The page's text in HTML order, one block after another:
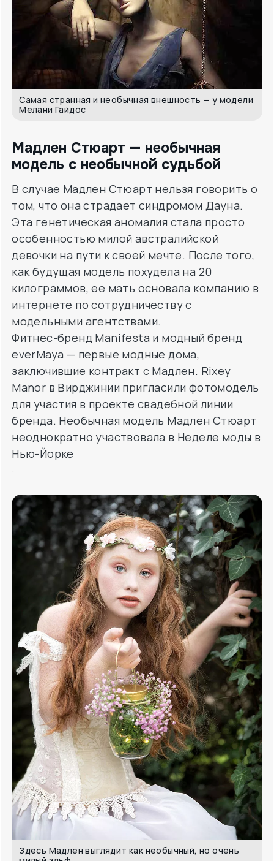
Самая странная и необычная внешность — у модели
Мелани Гайдос
Мадлен Стюарт — необычная
модель с необычной судьбой
В случае Мадлен Стюарт нельзя говорить о
том, что она страдает синдромом Дауна.
Эта генетическая аномалия стала просто
особенностью милой австралийской
девочки на пути к своей мечте. После того,
как будущая модель похудела на 20
килограммов, ее мать основала компанию в
интернете по сотрудничеству с
модельными агентствами.
Фитнес-бренд Manifesta и модный бренд
everMaya — первые модные дома,
заключившие контракт с Мадлен. Rixey
Manor в Вирджинии пригласили фотомодель
для участия в проекте свадебной линии
бренда. Необычная модель Мадлен Стюарт
неоднократно участвовала в Неделе моды в
Нью-Йорке
.
Здесь Мадлен выглядит как необычный, но очень